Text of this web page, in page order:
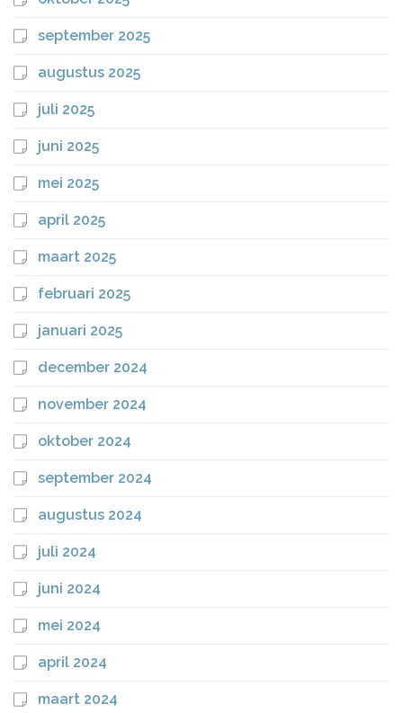
september 2025
augustus 2025
juli 2025
juni 2025
mei 2025
april 2025
maart 2025
februari 2025
januari 2025
december 2024
november 2024
oktober 2024
september 2024
augustus 2024
juli 2024
juni 2024
mei 2024
april 2024
maart 2024